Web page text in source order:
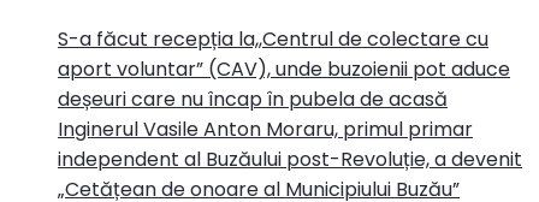
S-a făcut recepția la,,Centrul de colectare cu
aport voluntar” (CAV), unde buzoienii pot aduce
deșeuri care nu încap în pubela de acasă
Inginerul Vasile Anton Moraru, primul primar
independent al Buzăului post-Revoluție, a devenit
„Cetățean de onoare al Municipiului Buzău”